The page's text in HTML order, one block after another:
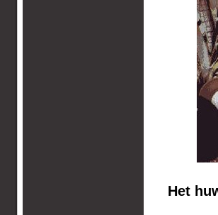
Het